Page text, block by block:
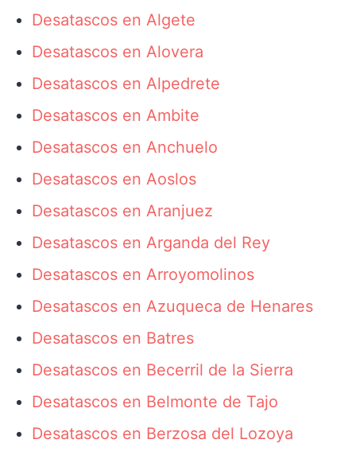
Desatascos en Algete
Desatascos en Alovera
Desatascos en Alpedrete
Desatascos en Ambite
Desatascos en Anchuelo
Desatascos en Aoslos
Desatascos en Aranjuez
Desatascos en Arganda del Rey
Desatascos en Arroyomolinos
Desatascos en Azuqueca de Henares
Desatascos en Batres
Desatascos en Becerril de la Sierra
Desatascos en Belmonte de Tajo
Desatascos en Berzosa del Lozoya